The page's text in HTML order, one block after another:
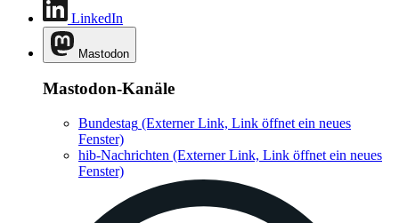
LinkedIn
Mastodon
Mastodon-Kanäle
Bundestag (Externer Link, Link öffnet ein neues
Fenster)
hib-Nachrichten (Externer Link, Link öffnet ein neues
Fenster)